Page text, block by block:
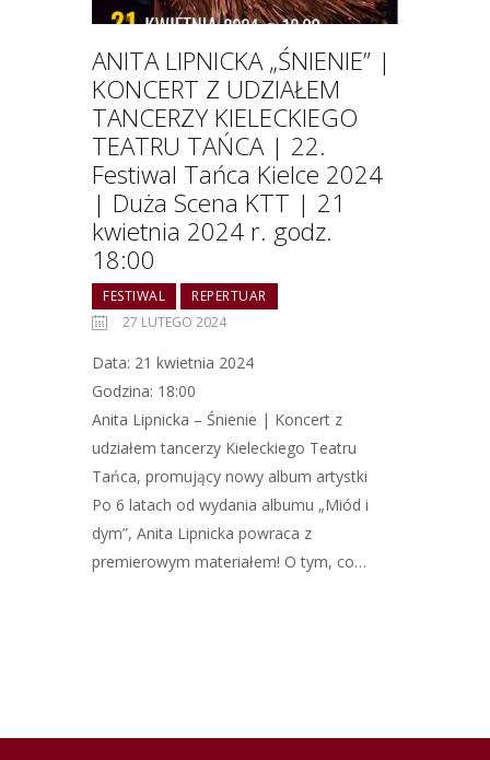
ANITA LIPNICKA „ŚNIENIE” |
KONCERT Z UDZIAŁEM
TANCERZY KIELECKIEGO
TEATRU TAŃCA | 22.
Festiwal Tańca Kielce 2024
| Duża Scena KTT | 21
kwietnia 2024 r. godz.
18:00
FESTIWAL
REPERTUAR
27 LUTEGO 2024
Data: 21 kwietnia 2024
Godzina: 18:00
Anita Lipnicka – Śnienie | Koncert z
udziałem tancerzy Kieleckiego Teatru
Tańca, promujący nowy album artystki
Po 6 latach od wydania albumu „Miód i
dym”, Anita Lipnicka powraca z
premierowym materiałem! O tym, co…